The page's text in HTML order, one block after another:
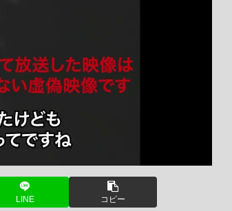
LINE コピー